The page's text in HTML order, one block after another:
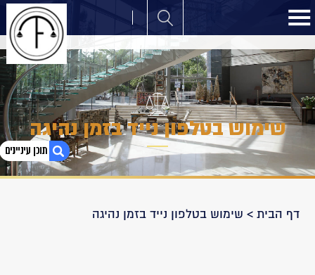
שימוש בטלפון נייד בזמן נהיגה
דף הבית > שימוש בטלפון נייד בזמן נהיגה